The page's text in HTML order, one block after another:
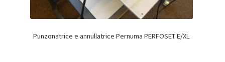
Punzonatrice e annullatrice Pernuma PERFOSET E/XL